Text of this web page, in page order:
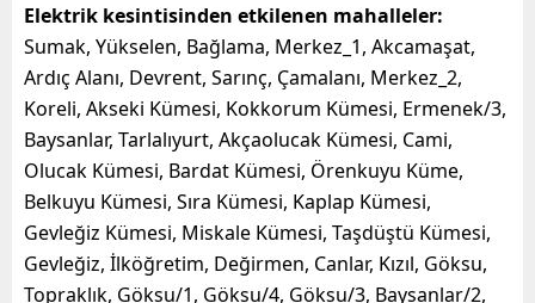
Elektrik kesintisinden etkilenen mahalleler:
Sumak, Yükselen, Bağlama, Merkez_1, Akcamaşat,
Ardıç Alanı, Devrent, Sarınç, Çamalanı, Merkez_2,
Koreli, Akseki Kümesi, Kokkorum Kümesi, Ermenek/3,
Baysanlar, Tarlalıyurt, Akçaolucak Kümesi, Cami,
Olucak Kümesi, Bardat Kümesi, Örenkuyu Küme,
Belkuyu Kümesi, Sıra Kümesi, Kaplap Kümesi,
Gevleğiz Kümesi, Miskale Kümesi, Taşdüştü Kümesi,
Gevleğiz, İlköğretim, Değirmen, Canlar, Kızıl, Göksu,
Topraklık, Göksu/1, Göksu/4, Göksu/3, Baysanlar/2,